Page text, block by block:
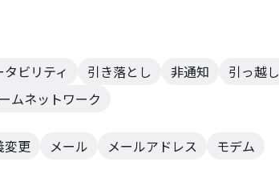
ビリティ 引き落とし 非通知
引っ越し
ムネットワーク
変更 メール メールアドレス モデム